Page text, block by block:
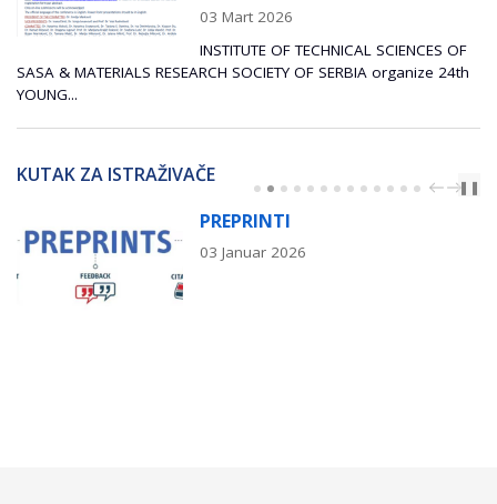
SERBIA organize 24th
24 Januar 2026
Radionica posvećena integraciji
KUTAK ZA ISTRAŽIVAČE
PREVNEXT
❚❚